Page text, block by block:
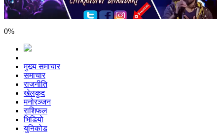
0%
मुख्य समाचार
समाचार
राजनीति
खेलकुद
मनोरञ्जन
राशिफल
भिडियो
युनिकोड